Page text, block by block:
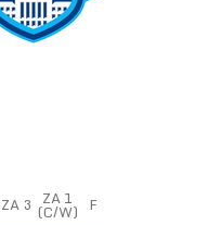
ZA 3 ZA 1
(C/W) F